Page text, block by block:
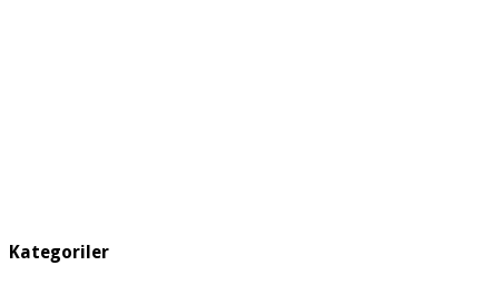
Kategoriler